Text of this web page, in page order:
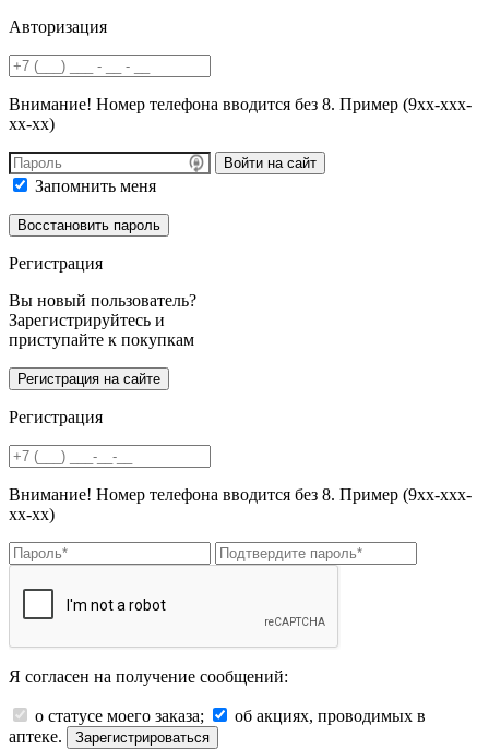
Авторизация
Внимание! Номер телефона вводится без 8. Пример (9хх-ххх-
хх-хх)
Войти на сайт
Запомнить меня
Регистрация
Вы новый пользователь?
Зарегистрируйтесь и
приступайте к покупкам
Регистрация
Внимание! Номер телефона вводится без 8. Пример (9хх-ххх-
хх-хх)
Я согласен на получение сообщений:
о статусе моего заказа;
об акциях, проводимых в
аптеке.
Зарегистрироваться